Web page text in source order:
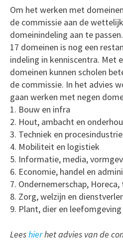
Om het werken met
de commissie aan de
domeinindeling aan te
17 domeinen is nog een
indeling in kenniscentra. Met
domeinen kunnen scholen
de commissie. In het advies
gaan werken met negen
1. Bouw en infra
2. Hout, ambacht en
3. Techniek en procesindustrie
4. Mobiliteit en logistiek
5. Informatie, media,
6. Economie, handel en
7. Ondernemerschap,
8. Zorg, welzijn en
9. Plant, dier en leefomgeving
Leeshierhet advies van de